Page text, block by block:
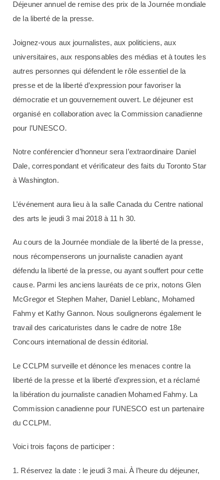
Déjeuner annuel de remise des prix de la Journée mondiale
de la liberté de la presse.
Joignez-vous aux journalistes, aux politiciens, aux
universitaires, aux responsables des médias et à toutes les
autres personnes qui défendent le rôle essentiel de la
presse et de la liberté d’expression pour favoriser la
démocratie et un gouvernement ouvert. Le déjeuner est
organisé en collaboration avec la Commission canadienne
pour l’UNESCO.
Notre conférencier d’honneur sera l’extraordinaire Daniel
Dale, correspondant et vérificateur des faits du Toronto Star
à Washington.
L’événement aura lieu à la salle Canada du Centre national
des arts le jeudi 3 mai 2018 à 11 h 30.
Au cours de la Journée mondiale de la liberté de la presse,
nous récompenserons un journaliste canadien ayant
défendu la liberté de la presse, ou ayant souffert pour cette
cause. Parmi les anciens lauréats de ce prix, notons Glen
McGregor et Stephen Maher, Daniel Leblanc, Mohamed
Fahmy et Kathy Gannon. Nous soulignerons également le
travail des caricaturistes dans le cadre de notre 18e
Concours international de dessin éditorial.
Le CCLPM surveille et dénonce les menaces contre la
liberté de la presse et la liberté d’expression, et a réclamé
la libération du journaliste canadien Mohamed Fahmy. La
Commission canadienne pour l’UNESCO est un partenaire
du CCLPM.
Voici trois façons de participer :
1. Réservez la date : le jeudi 3 mai. À l’heure du déjeuner,